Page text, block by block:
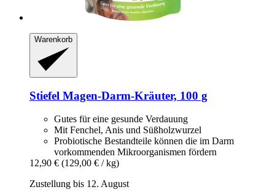
Warenkorb
Stiefel Magen-​Darm-​Kräuter, 100 g
Gutes für eine gesunde Verdauung
Mit Fenchel, Anis und Süßholzwurzel
Probiotische Bestandteile können die im Darm
vorkommenden Mikroorganismen fördern
12,90 € (129,00 € / kg)
Zustellung bis 12. August